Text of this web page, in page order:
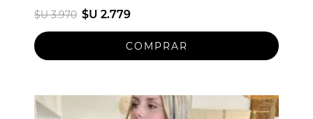
$U 3.970 $U 2.779